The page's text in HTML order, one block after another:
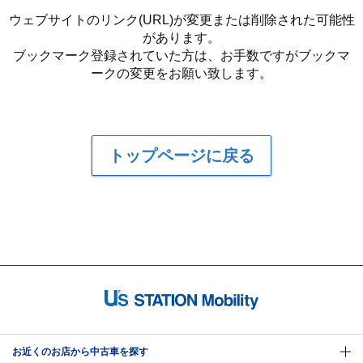
ウェブサイトのリンク(URL)が変更または削除された可能性
があります。
ブックマーク登録されていた方は、お手数ですがブックマ
ークの変更をお願い致します。
トップページに戻る
お近くのお店から中古車を探す